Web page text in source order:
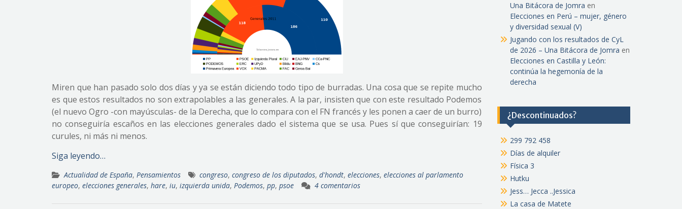
Miren que han pasado solo dos días y ya se están diciendo todo tipo de burradas. Una cosa que se repite mucho
es que estos resultados no son extrapolables a las generales. A la par, insisten que con este resultado Podemos
(el nuevo Ogro -con mayúsculas- de la Derecha, que lo compara con el FN francés y les ponen a caer de un burro)
no conseguiría escaños en las elecciones generales dado el sistema que se usa. Pues sí que conseguirían: 19
curules, ni más ni menos.
Siga leyendo…
Actualidad de España, Pensamientos congreso, congreso de los diputados, d'hondt, elecciones, elecciones al parlamento
europeo, elecciones generales, hare, iu, izquierda unida, Podemos, pp, psoe 4 comentarios
Una Bitácora de Jomra en
Elecciones en Perú – mujer, género
y diversidad sexual (V)
Jugando con los resultados de CyL
de 2026 – Una Bitácora de Jomra en
Elecciones en Castilla y León:
continúa la hegemonía de la
derecha
¿Descontinuados?
299 792 458
Días de alquiler
Física 3
Hutku
Jess… Jecca ..Jessica
La casa de Matete